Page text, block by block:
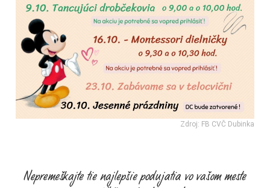
Zdroj: FB CVČ Dubinka